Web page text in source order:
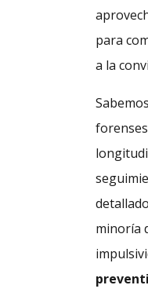
para
a la
minoría